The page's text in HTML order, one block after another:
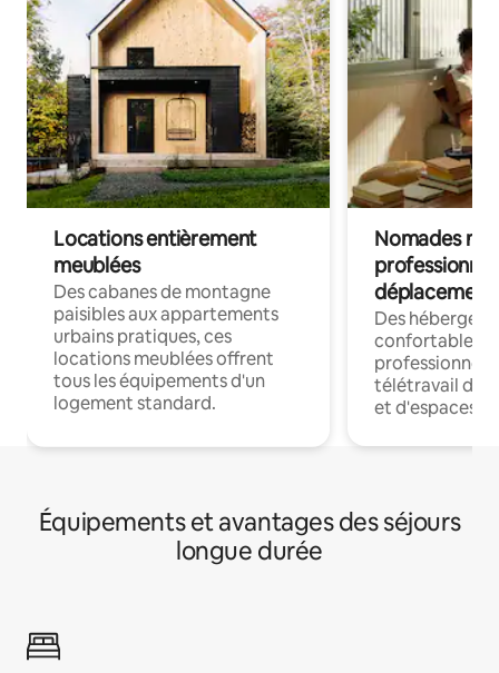
Locations entièrement
meublées
Des cabanes de montagne
paisibles aux appartements
urbains pratiques, ces
locations meublées offrent
tous les équipements d'un
logement standard.
Nomades
déplacement
Des
confortables
professionnels
télétravail
et d'espaces
Équipements et avantages des séjours
longue durée